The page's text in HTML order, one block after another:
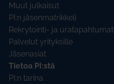
Muut julkaisut
PI:n jäsenmatrikkeli
Rekrytointi- ja uratapahtumat
Palvelut yrityksille
Jäsenasiat
Tietoa PI:stä
PI:n tarina